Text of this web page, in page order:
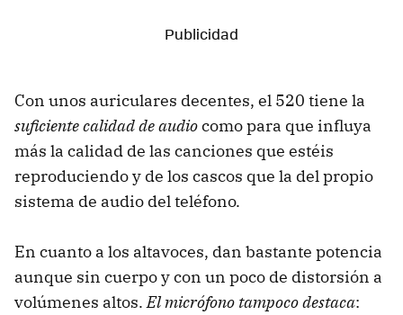
Con unos auriculares decentes, el 520 tiene la
suficiente calidad de audiocomo para que influya
más la calidad de las canciones que estéis
reproduciendo y de los cascos que la del propio
sistema de audio del teléfono.
En cuanto a los altavoces, dan bastante potencia
aunque sin cuerpo y con un poco de distorsión a
volúmenes altos.El micrófono tampoco destaca: